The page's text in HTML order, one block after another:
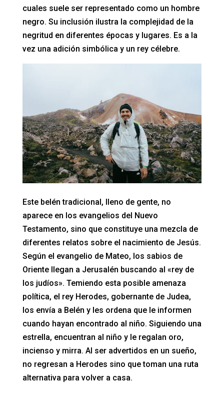
cuales suele ser representado como un hombre
negro. Su inclusión ilustra la complejidad de la
negritud en diferentes épocas y lugares. Es a la
vez una adición simbólica y un rey célebre.
Este belén tradicional, lleno de gente, no
aparece en los evangelios del Nuevo
Testamento, sino que constituye una mezcla de
diferentes relatos sobre el nacimiento de Jesús.
Según el evangelio de Mateo, los sabios de
Oriente llegan a Jerusalén buscando al «rey de
los judíos». Temiendo esta posible amenaza
política, el rey Herodes, gobernante de Judea,
los envía a Belén y les ordena que le informen
cuando hayan encontrado al niño. Siguiendo una
estrella, encuentran al niño y le regalan oro,
incienso y mirra. Al ser advertidos en un sueño,
no regresan a Herodes sino que toman una ruta
alternativa para volver a casa.